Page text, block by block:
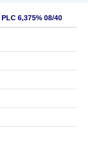
6,375% 08/40